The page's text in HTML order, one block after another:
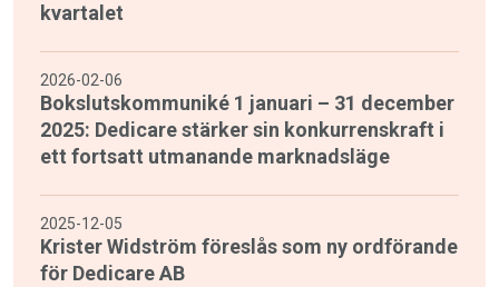
kvartalet
2026-02-06
Bokslutskommuniké 1 januari – 31 december
2025: Dedicare stärker sin konkurrenskraft i
ett fortsatt utmanande marknadsläge
2025-12-05
Krister Widström föreslås som ny ordförande
för Dedicare AB